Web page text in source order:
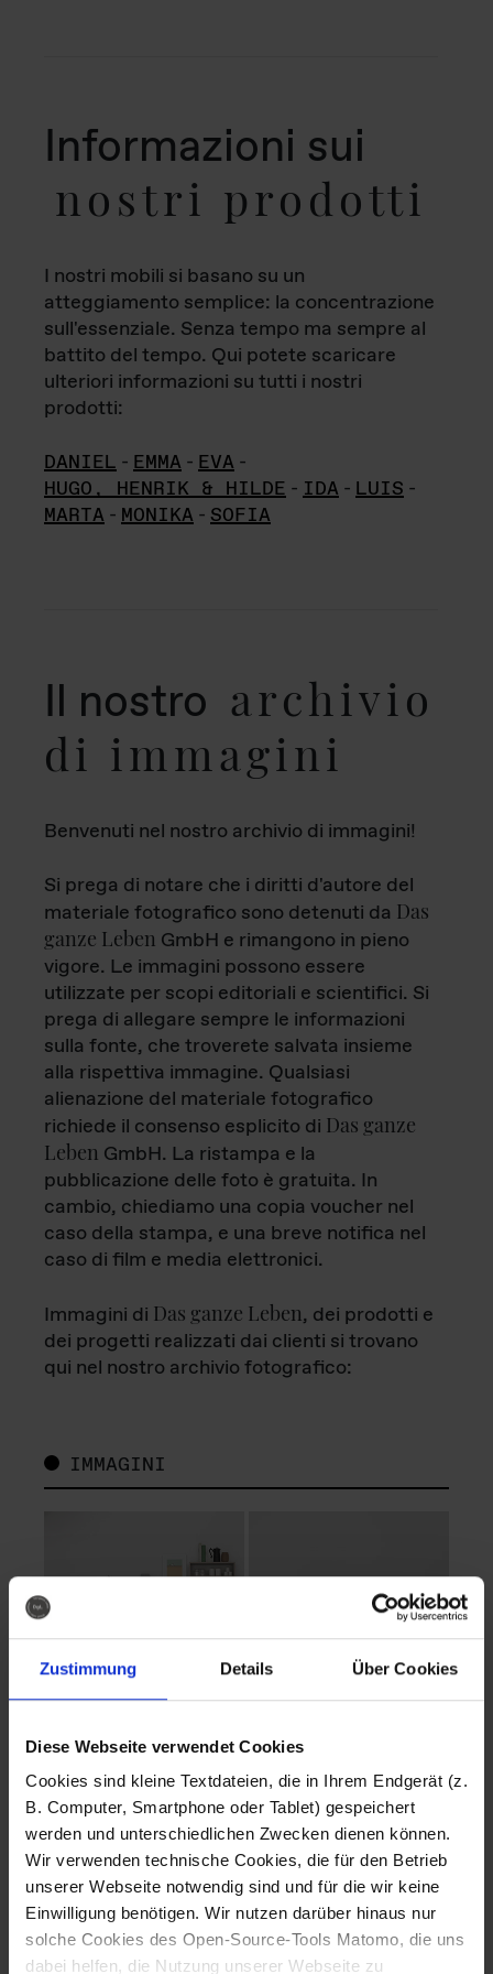
Zustimmung Details Über Cookies
Diese Webseite verwendet Cookies
Cookies sind kleine Textdateien, die in Ihrem Endgerät (z.
B. Computer, Smartphone oder Tablet) gespeichert
werden und unterschiedlichen Zwecken dienen können.
Wir verwenden technische Cookies, die für den Betrieb
unserer Webseite notwendig sind und für die wir keine
Einwilligung benötigen. Wir nutzen darüber hinaus nur
solche Cookies des Open-Source-Tools Matomo, die uns
dabei helfen, die Nutzung unserer Webseite zu
Informazioni sui
nostri prodotti
I nostri mobili si basano su un
atteggiamento semplice: la concentrazione
sull'essenziale. Senza tempo ma sempre al
battito del tempo. Qui potete scaricare
ulteriori informazioni su tutti i nostri
prodotti:
DANIEL - EMMA - EVA -
HUGO, HENRIK & HILDE - IDA - LUIS -
MARTA - MONIKA - SOFIA
Il nostro archivio
di immagini
Benvenuti nel nostro archivio di immagini!
Si prega di notare che i diritti d'autore del
materiale fotografico sono detenuti da Das
ganze Leben GmbH e rimangono in pieno
vigore. Le immagini possono essere
utilizzate per scopi editoriali e scientifici. Si
prega di allegare sempre le informazioni
sulla fonte, che troverete salvata insieme
alla rispettiva immagine. Qualsiasi
alienazione del materiale fotografico
richiede il consenso esplicito di Das ganze
Leben GmbH. La ristampa e la
pubblicazione delle foto è gratuita. In
cambio, chiediamo una copia voucher nel
caso della stampa, e una breve notifica nel
caso di film e media elettronici.
Immagini di Das ganze Leben, dei prodotti e
dei progetti realizzati dai clienti si trovano
qui nel nostro archivio fotografico:
IMMAGINI
Fotografo: Lorenz
Sternbach
Download
Fotografo: Lorenz
Sternbach
Download